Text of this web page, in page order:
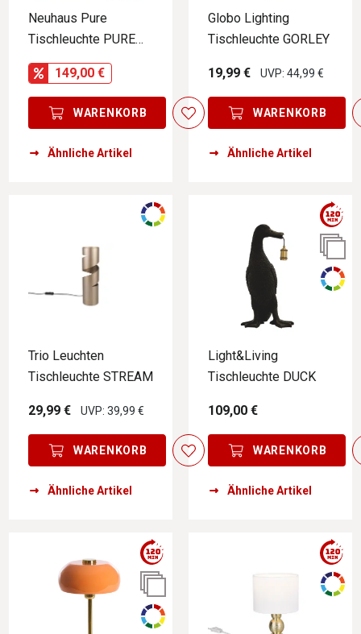
Neuhaus Pure
Tischleuchte PURE
Go PURE GO
149,00 €
WARENKORB
Ähnliche Artikel
Globo Lighting
Tischleuchte GORLEY
19,99 € UVP: 44,99 €
WARENKORB
Ähnliche Artikel
Trio Leuchten
Tischleuchte STREAM
29,99 € UVP: 39,99 €
WARENKORB
Ähnliche Artikel
Light&Living
Tischleuchte DUCK
109,00 €
WARENKORB
Ähnliche Artikel